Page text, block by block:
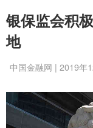
银保监会积
地
中国金融网 | 2019年